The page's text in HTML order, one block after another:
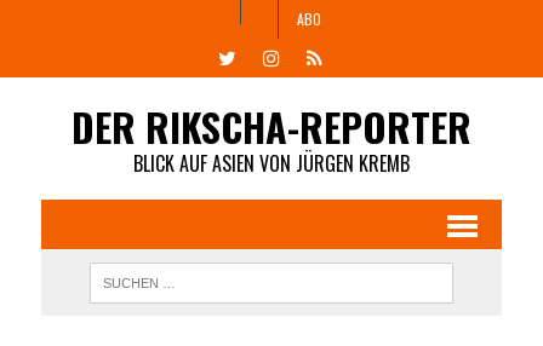
ABO
DER RIKSCHA-REPORTER
BLICK AUF ASIEN VON JÜRGEN KREMB